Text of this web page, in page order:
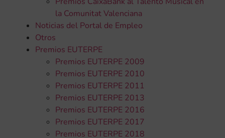
la Comunitat Valenciana
Noticias del Portal de Empleo
Otros
Premios EUTERPE
Premios EUTERPE 2009
Premios EUTERPE 2010
Premios EUTERPE 2011
Premios EUTERPE 2013
Premios EUTERPE 2016
Premios EUTERPE 2017
Premios EUTERPE 2018